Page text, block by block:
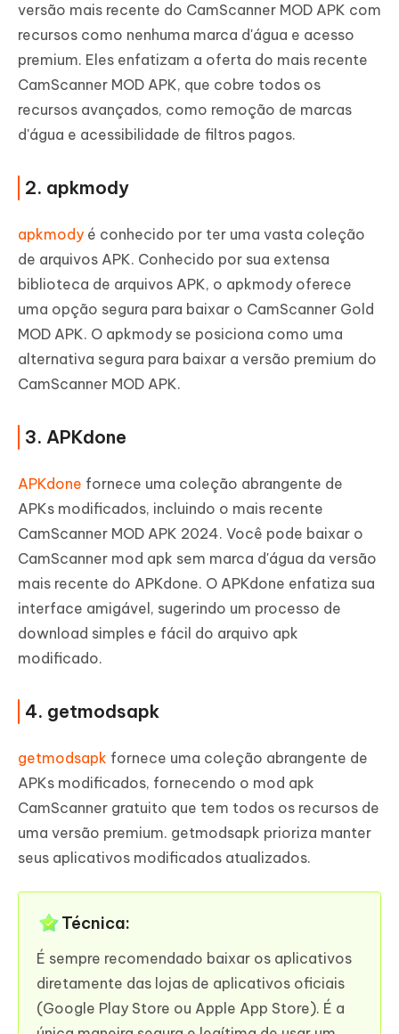
versão mais recente do CamScanner MOD APK com
recursos como nenhuma marca d'água e acesso
premium. Eles enfatizam a oferta do mais recente
CamScanner MOD APK, que cobre todos os
recursos avançados, como remoção de marcas
d'água e acessibilidade de filtros pagos.
2. apkmody
apkmody é conhecido por ter uma vasta coleção
de arquivos APK. Conhecido por sua extensa
biblioteca de arquivos APK, o apkmody oferece
uma opção segura para baixar o CamScanner Gold
MOD APK. O apkmody se posiciona como uma
alternativa segura para baixar a versão premium do
CamScanner MOD APK.
3. APKdone
APKdone fornece uma coleção abrangente de
APKs modificados, incluindo o mais recente
CamScanner MOD APK 2024. Você pode baixar o
CamScanner mod apk sem marca d'água da versão
mais recente do APKdone. O APKdone enfatiza sua
interface amigável, sugerindo um processo de
download simples e fácil do arquivo apk
modificado.
4. getmodsapk
getmodsapk fornece uma coleção abrangente de
APKs modificados, fornecendo o mod apk
CamScanner gratuito que tem todos os recursos de
uma versão premium. getmodsapk prioriza manter
seus aplicativos modificados atualizados.
Técnica:
É sempre recomendado baixar os aplicativos
diretamente das lojas de aplicativos oficiais
(Google Play Store ou Apple App Store). É a